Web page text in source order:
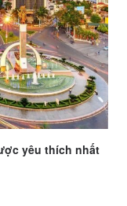
yêu thích nhất